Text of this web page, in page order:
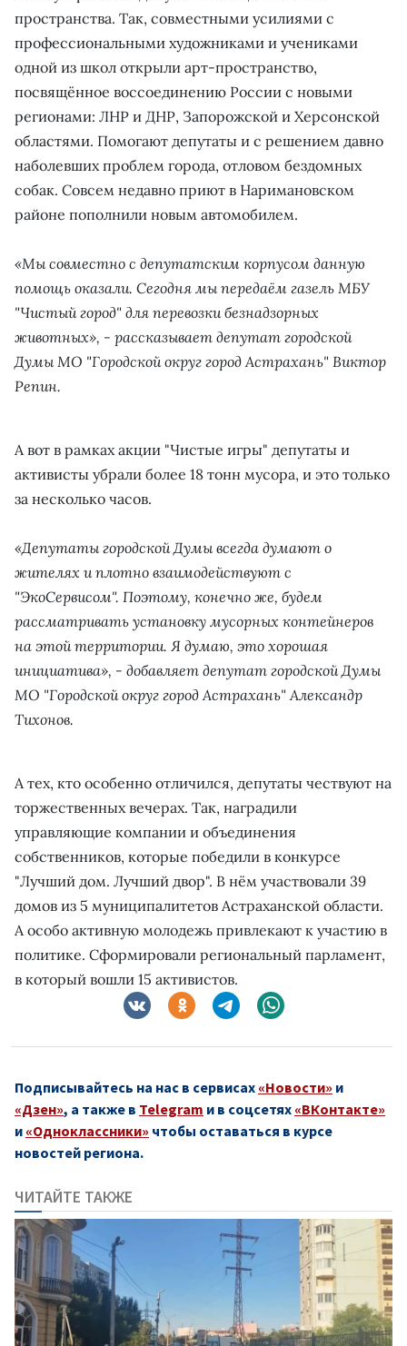
пространства. Так, совместными усилиями с
профессиональными художниками и учениками
одной из школ открыли арт-пространство,
посвящённое воссоединению России с новыми
регионами: ЛНР и ДНР, Запорожской и Херсонской
областями. Помогают депутаты и с решением давно
наболевших проблем города, отловом бездомных
собак. Совсем недавно приют в Наримановском
районе пополнили новым автомобилем.
«Мы совместно с депутатским корпусом данную
помощь оказали. Сегодня мы передаём газель МБУ
"Чистый город" для перевозки безнадзорных
животных», - рассказывает депутат городской
Думы МО "Городской округ город Астрахань" Виктор
Репин.
А вот в рамках акции "Чистые игры" депутаты и
активисты убрали более 18 тонн мусора, и это только
за несколько часов.
«Депутаты городской Думы всегда думают о
жителях и плотно взаимодействуют с
"ЭкоСервисом". Поэтому, конечно же, будем
рассматривать установку мусорных контейнеров
на этой территории. Я думаю, это хорошая
инициатива», - добавляет депутат городской Думы
МО "Городской округ город Астрахань" Александр
Тихонов.
А тех, кто особенно отличился, депутаты чествуют на
торжественных вечерах. Так, наградили
управляющие компании и объединения
собственников, которые победили в конкурсе
"Лучший дом. Лучший двор". В нём участвовали 39
домов из 5 муниципалитетов Астраханской области.
А особо активную молодежь привлекают к участию в
политике. Сформировали региональный парламент,
в который вошли 15 активистов.
Подписывайтесь на нас в сервисах «Новости» и
«Дзен», а также в Telegram и в соцсетях «ВКонтакте»
и «Одноклассники» чтобы оставаться в курсе
новостей региона.
ЧИТАЙТЕ ТАКЖЕ